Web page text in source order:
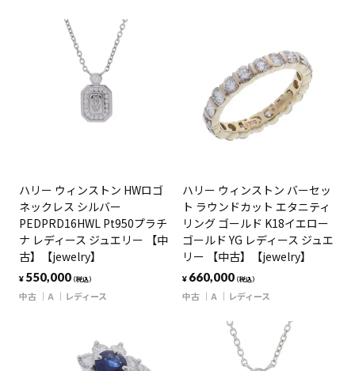
ハリー ウィンストン HWロゴ
ネックレス シルバー
PEDPRD16HWL Pt950プラチ
ナ レディース ジュエリー 【中
古】【jewelry】
¥ 550,000（税込）
中古 A レディース
ハリー ウィンストン バーセッ
ト ラウンドカット エタニティ
リング ゴールド K18イエロー
ゴールド YG レディース ジュエ
リー 【中古】【jewelry】
¥ 660,000（税込）
中古 A レディース